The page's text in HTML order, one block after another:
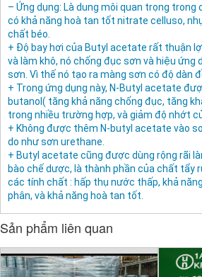
– Ứng dụng: Là dung môi quan trọng trong
có khả năng hoà tan tốt nitrate celluso,
chất béo.
+ Độ bay hơi của Butyl acetate rất thuận
và làm khô, nó chống đục sơn và hiệu ứng
sơn. Vì thế nó tạo ra màng sơn có độ dàn
+ Trong ứng dụng này, N-Butyl acetate
butanol( tăng khả năng chống đục, tăng
trong nhiều trường hợp, và giảm độ nhớt
+ Không được thêm N-butyl acetate vào
do như sơn urethane.
+ Butyl acetate cũng được dùng rộng rãi
bào chế dược, là thành phần của chất tẩy
các tính chất : hấp thụ nước thấp, khả
phân, và khả năng hoà tan tốt.
Sản phẩm liên quan